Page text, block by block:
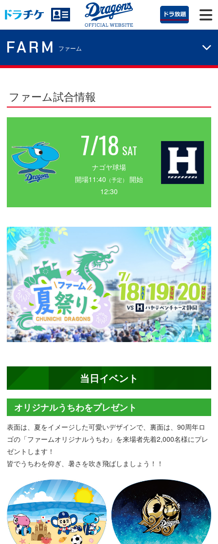
FARM ファーム
ファーム試合情報
7/18 SAT
ナゴヤ球場
開場11:40 （予定）
開始
12:30
当日イベント
オリジナルうちわをプレゼント
表面は、夏をイメージした可愛いデザインで、裏面は、90周年ロ
ゴの「ファームオリジナルうちわ」を来場者先着2,000名様にプレ
ゼントします！
皆でうちわを仰ぎ、暑さを吹き飛ばしましょう！！